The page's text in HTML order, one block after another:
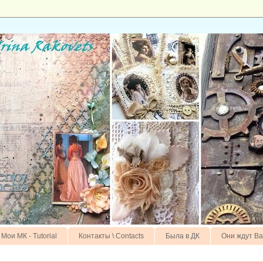
Мои МК - Tutorial Контакты \ Contacts Была в ДК Они ждут